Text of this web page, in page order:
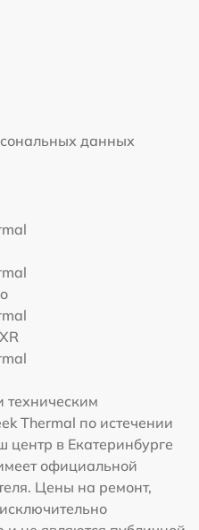
данных
Thermal по истечении
центр в Екатеринбурге
официальной
Цены на ремонт,